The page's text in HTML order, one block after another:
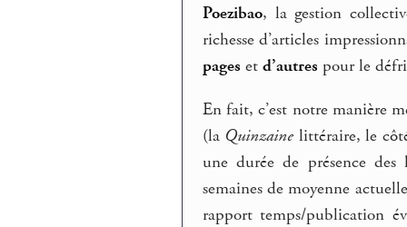
Poezibao, la gestion
richesse d’articles
pages etd’autres pour le
En fait, c’est notre manière
(la Quinzaine littéraire, le
une durée de présence
semaines de moyenne
rapport temps/publication